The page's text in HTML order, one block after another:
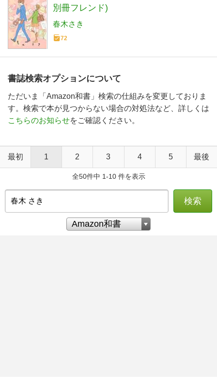
別冊フレンド)
春木さき
72
書誌検索オプションについて
ただいま「Amazon和書」検索の仕組みを変更しておりま
す。検索で本が見つからない場合の対処法など、詳しくは
こちらのお知らせをご確認ください。
最初 1 2 3 4 5 最後
全50件中 1-10 件を表示
検索